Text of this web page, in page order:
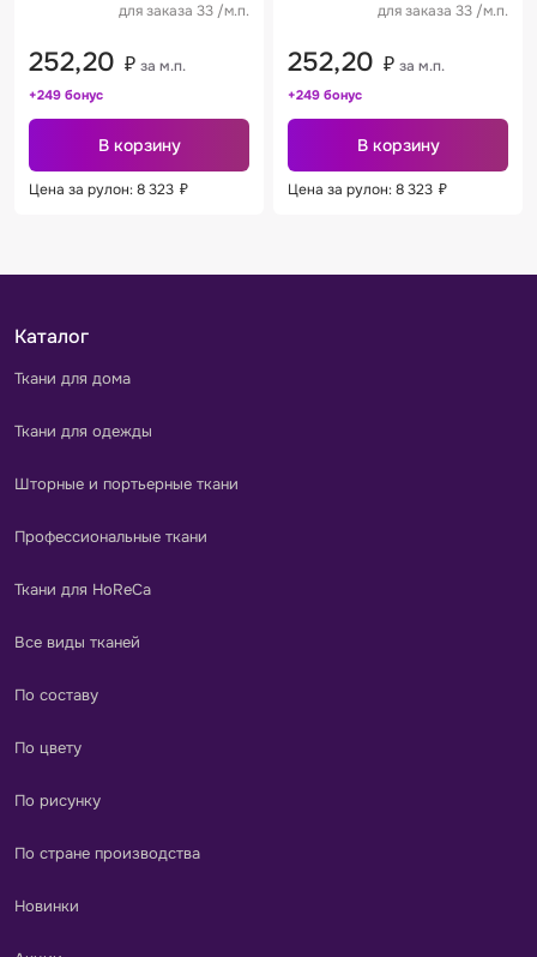
для заказа 33 /м.п.
252,20 ₽ за м.п.
+249 бонус
В корзину
Цена за рулон: 8 323 ₽
для заказа 33 /м.п.
252,20 ₽ за м.п.
+249 бонус
В корзину
Цена за рулон: 8 323 ₽
Каталог
Ткани для дома
Ткани для одежды
Шторные и портьерные ткани
Профессиональные ткани
Ткани для HoReCa
Все виды тканей
По составу
По цвету
По рисунку
По стране производства
Новинки